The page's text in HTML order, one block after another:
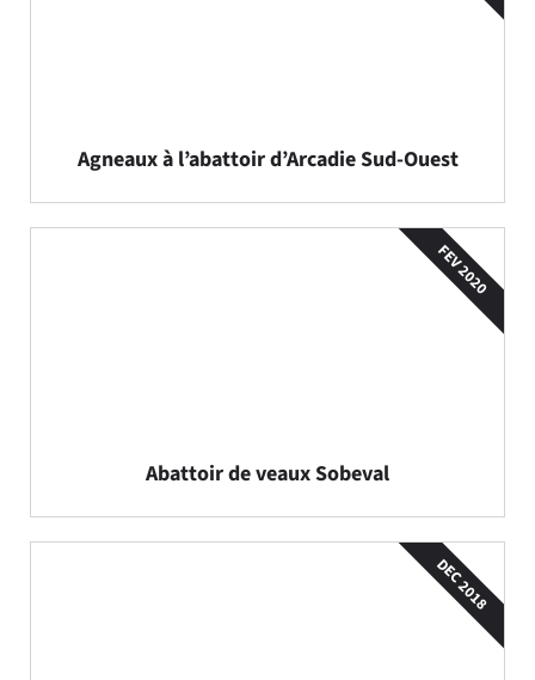
Agneaux à l’abattoir d’Arcadie Sud-Ouest
Abattoir de veaux Sobeval
FEV 2020
DEC 2018